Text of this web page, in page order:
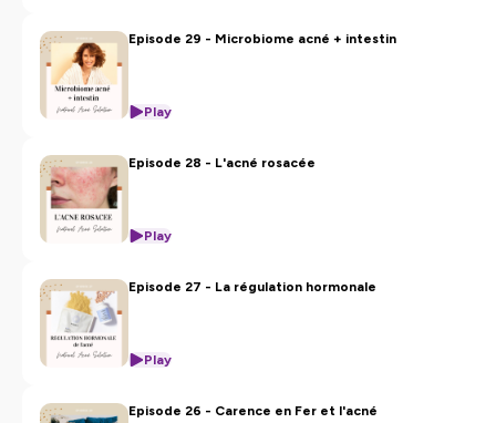
Episode 29 - Microbiome acné + intestin
Play
Episode 28 - L'acné rosacée
Play
Episode 27 - La régulation hormonale
Play
Episode 26 - Carence en Fer et l'acné